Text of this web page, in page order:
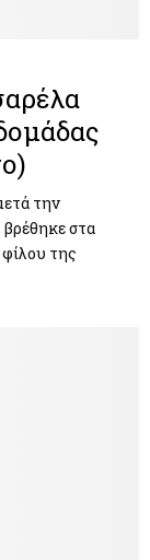
την
βρέθηκε στα
της